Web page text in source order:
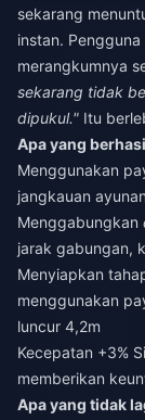
sekarang
instan.
merangkumnya
sekarang tidak
dipukul." Itu
Apa yang
Menggunakan
jangkauan
Menggabungkan
jarak gabungan,
Menyiapkan
menggunakan
luncur 4,2m
Kecepatan +3%
memberikan
Apa yang tidak